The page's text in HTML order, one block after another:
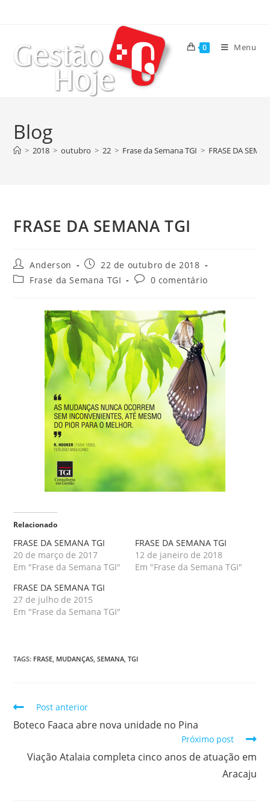
0 Menu
Blog
> 2018 > outubro > 22 > Frase da Semana TGI > FRASE DA
FRASE DA SEMANA TGI
Anderson
22 de outubro de 2018
Frase da Semana TGI
0 comentário
Relacionado
FRASE DA SEMANA TGI
20 de março de 2017
Em "Frase da Semana TGI"
FRASE DA SEMANA TGI
12 de janeiro de 2018
Em "Frase da Semana TGI"
FRASE DA SEMANA TGI
27 de julho de 2015
Em "Frase da Semana TGI"
TAGS: FRASE, MUDANÇAS, SEMANA, TGI
Post anterior
Boteco Faaca abre nova unidade no Pina
Próximo post
Viação Atalaia completa cinco anos de atuação em
Aracaju